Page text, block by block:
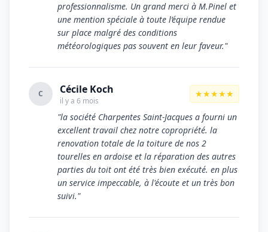
professionnalisme. Un grand merci à M.Pinel et
une mention spéciale à toute l’équipe rendue
sur place malgré des conditions
météorologiques pas souvent en leur faveur."
C Cécile Koch
il y a 6 mois
★★★★★
"la société Charpentes Saint-Jacques a fourni un
excellent travail chez notre copropriété. la
renovation totale de la toiture de nos 2
tourelles en ardoise et la réparation des autres
parties du toit ont été très bien exécuté. en plus
un service impeccable, à l'écoute et un très bon
suivi."